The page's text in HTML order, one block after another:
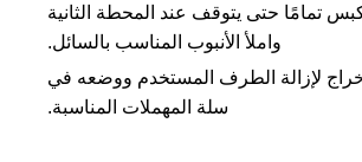
تمامًا حتى يتوقف عند المحطة الثانية
واملأ الأنبوب المناسب بالسائل.
لإزالة الطرف المستخدم ووضعه في
سلة المهملات المناسبة.